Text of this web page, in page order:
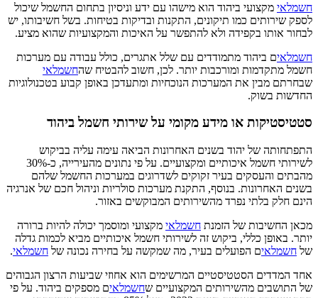
חשמלאי מקצועי ביהוד הוא מישהו עם ידע וניסיון בתחום החשמל שיכול
לספק שירותים כמו תיקונים, התקנות ובדיקות בטיחות. בשל חשיבותו, יש
לבחור אותו בקפידה ולא להתפשר על האיכות והמקצועיות שהוא מציע.
חשמלאים ביהוד מתמודדים עם שלל אתגרים, כולל עבודה עם מערכות
חשמל מתקדמות ומורכבות יותר. לכן, חשוב להבטיח שהחשמלאי
שבחרתם מבין את המערכות הנוכחיות ומתעדכן באופן קבוע בטכנולוגיות
החדשות בשוק.
סטטיסטיקות או מידע מקומי על שירותי חשמל ביהוד
התפתחותה של יהוד בשנים האחרונות הביאה עימה עליה בביקוש
לשירותי חשמל איכותיים ומקצועיים. על פי נתונים מהעירייה, כ-30%
מהבתים והעסקים בעיר זקוקים לשדרוגים במערכות החשמל שלהם
בשנים האחרונות. בנוסף, התקנת מערכות סולריות וניהול חכם של אנרגיה
הינם חלק בלתי נפרד מהשירותים המבוקשים באזור.
מכאן החשיבות של הזמנת חשמלאי מקצועי ומוסמך יכולה להיות ברורה
יותר. באופן כללי, ביקוש זה לשירותי חשמל איכותיים מביא לכמות גדלה
של חשמלאים הפועלים בעיר, מה שמקשה על בחירה נכונה של חשמלאי.
אחד המדדים הסטטיסטיים המרשימים הוא אחוזי שביעות הרצון הגבוהים
של התושבים מהשירותים המקצועיים שחשמלאים מספקים ביהוד. על פי